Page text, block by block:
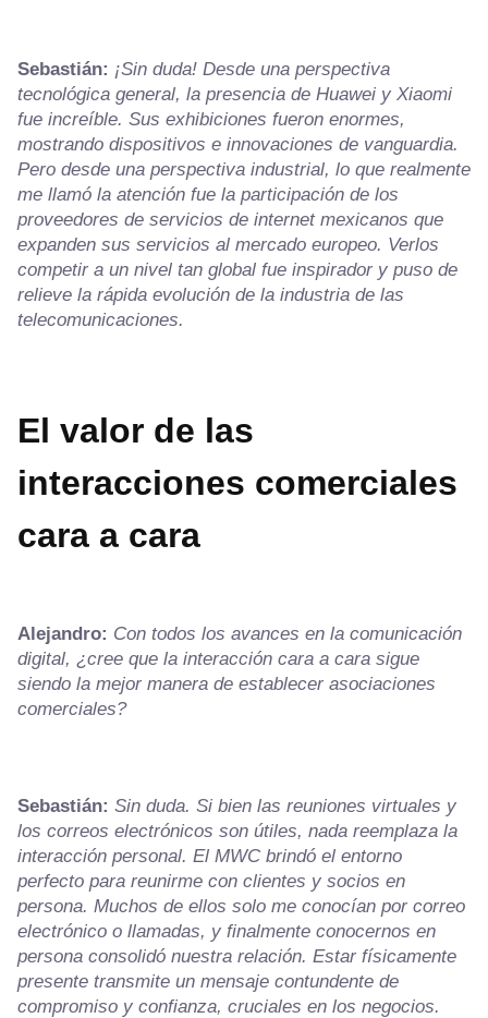
Sebastián: ¡Sin duda! Desde una perspectiva
tecnológica general, la presencia de Huawei y Xiaomi
fue increíble. Sus exhibiciones fueron enormes,
mostrando dispositivos e innovaciones de vanguardia.
Pero desde una perspectiva industrial, lo que realmente
me llamó la atención fue la participación de los
proveedores de servicios de internet mexicanos que
expanden sus servicios al mercado europeo. Verlos
competir a un nivel tan global fue inspirador y puso de
relieve la rápida evolución de la industria de las
telecomunicaciones.
El valor de las
interacciones comerciales
cara a cara
Alejandro: Con todos los avances en la comunicación
digital, ¿cree que la interacción cara a cara sigue
siendo la mejor manera de establecer asociaciones
comerciales?
Sebastián: Sin duda. Si bien las reuniones virtuales y
los correos electrónicos son útiles, nada reemplaza la
interacción personal. El MWC brindó el entorno
perfecto para reunirme con clientes y socios en
persona. Muchos de ellos solo me conocían por correo
electrónico o llamadas, y finalmente conocernos en
persona consolidó nuestra relación. Estar físicamente
presente transmite un mensaje contundente de
compromiso y confianza, cruciales en los negocios.